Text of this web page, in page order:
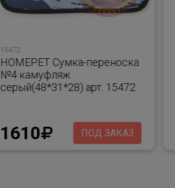
15472
HOMEPET Сумка-переноска
№4 камуфляж
серый(48*31*28) арт. 15472
1610 ПОД ЗАКАЗ